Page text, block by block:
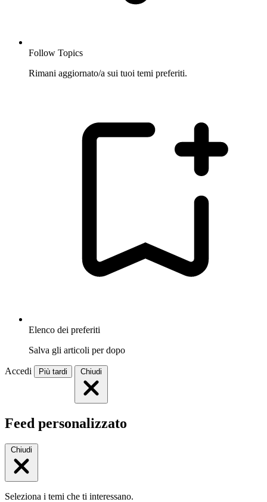
Follow Topics
Rimani aggiornato/a sui tuoi temi preferiti.
Elenco dei preferiti
Salva gli articoli per dopo
Accedi Più tardi Chiudi
Feed personalizzato
Chiudi
Seleziona i temi che ti interessano.